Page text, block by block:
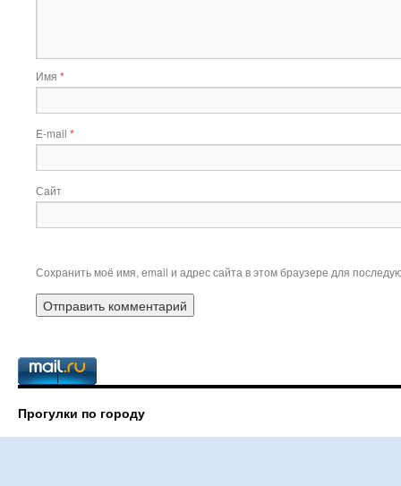
Имя *
E-mail *
Сайт
Сохранить моё имя, email и адрес сайта в этом браузере для
Прогулки по городу